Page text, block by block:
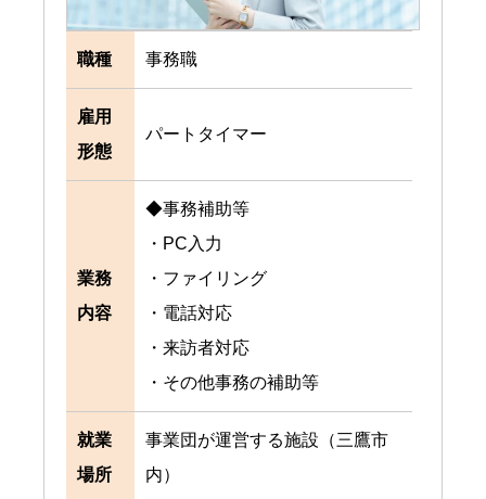
職種 事務職
雇用
形態
パートタイマー
業務
内容
◆事務補助等
・PC入力
・ファイリング
・電話対応
・来訪者対応
・その他事務の補助等
就業
場所
事業団が運営する施設（三鷹市
内）